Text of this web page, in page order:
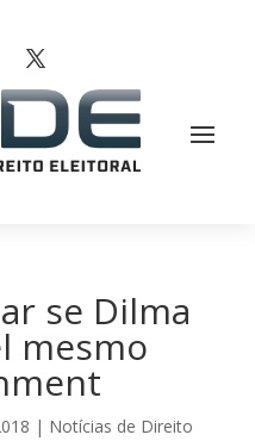
se Dilma
mesmo
| Notícias de Direito